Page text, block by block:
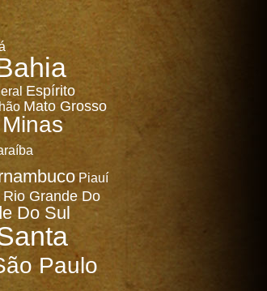
Espírito
Mato Grosso
Minas
Piauí
Rio Grande Do
Do Sul
Paulo